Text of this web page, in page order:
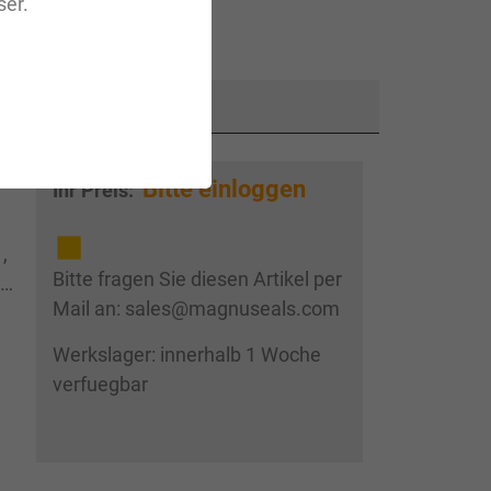
,
Ihr Preis:Bitte einloggen
Bitte fragen Sie diesen Artikel per
Mail an: sales@magnuseals.com
Werkslager: innerhalb 1 Woche
verfuegbar